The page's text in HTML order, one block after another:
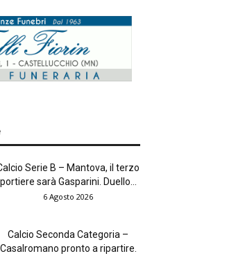
Serie B – Mantova, il terzo
portiere sarà Gasparini. Duello...
6 Agosto 2026
Calcio Seconda Categoria –
Casalromano pronto a ripartire.